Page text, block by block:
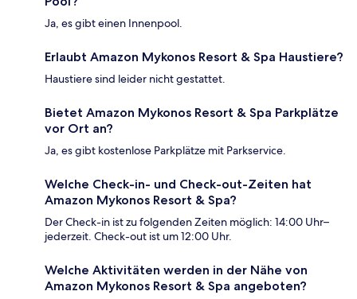
Ja, es gibt einen Innenpool.
Erlaubt Amazon Mykonos Resort & Spa Haustiere?
Haustiere sind leider nicht gestattet.
Bietet Amazon Mykonos Resort & Spa Parkplätze
vor Ort an?
Ja, es gibt kostenlose Parkplätze mit Parkservice.
Welche Check-in- und Check-out-Zeiten hat
Amazon Mykonos Resort & Spa?
Der Check-in ist zu folgenden Zeiten möglich: 14:00 Uhr–
jederzeit. Check-out ist um 12:00 Uhr.
Welche Aktivitäten werden in der Nähe von
Amazon Mykonos Resort & Spa angeboten?